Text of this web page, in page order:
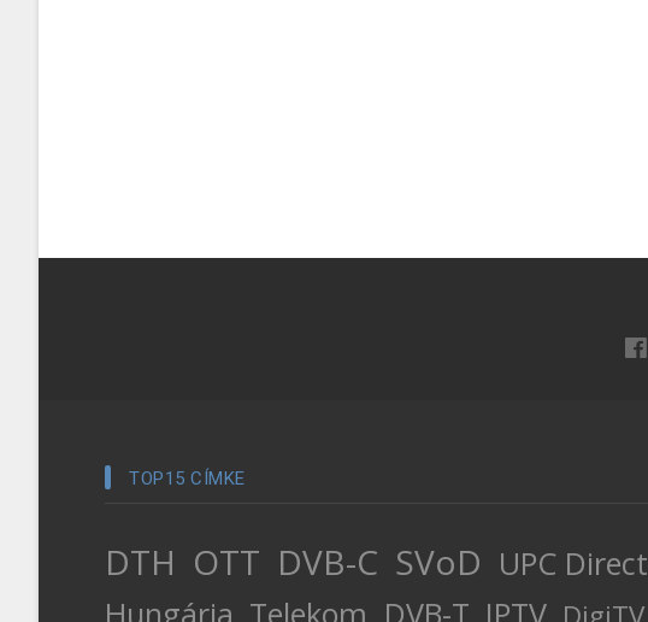
TOP15 CÍMKE
DTH OTT DVB-C SVoD UPC Direct